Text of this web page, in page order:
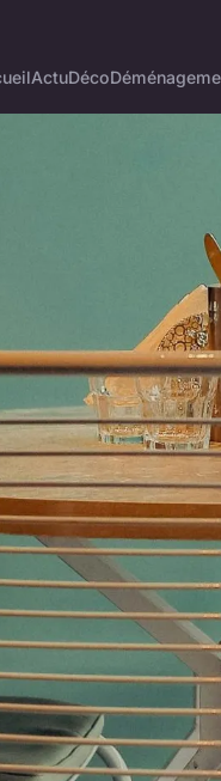
ActuDéco